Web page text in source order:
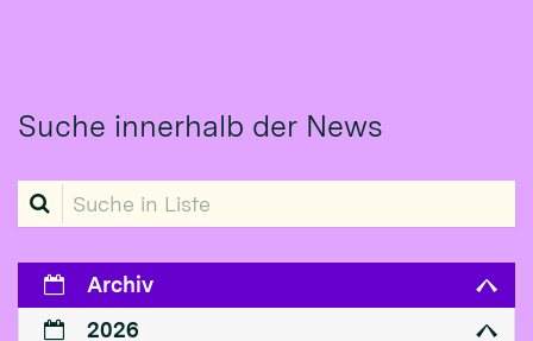
Suche innerhalb der News
Suche in Liste
Archiv
2026